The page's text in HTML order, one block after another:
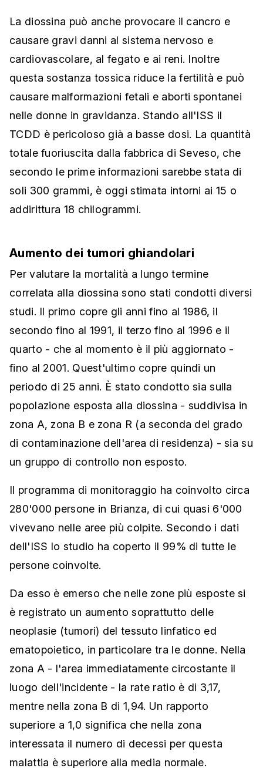
La diossina può anche provocare il cancro e
causare gravi danni al sistema nervoso e
cardiovascolare, al fegato e ai reni. Inoltre
questa sostanza tossica riduce la fertilità e può
causare malformazioni fetali e aborti spontanei
nelle donne in gravidanza. Stando all'ISS il
TCDD è pericoloso già a basse dosi. La quantità
totale fuoriuscita dalla fabbrica di Seveso, che
secondo le prime informazioni sarebbe stata di
soli 300 grammi, è oggi stimata intorni ai 15 o
addirittura 18 chilogrammi.
Aumento dei tumori ghiandolari
Per valutare la mortalità a lungo termine
correlata alla diossina sono stati condotti diversi
studi. Il primo copre gli anni fino al 1986, il
secondo fino al 1991, il terzo fino al 1996 e il
quarto - che al momento è il più aggiornato -
fino al 2001. Quest'ultimo copre quindi un
periodo di 25 anni. È stato condotto sia sulla
popolazione esposta alla diossina - suddivisa in
zona A, zona B e zona R (a seconda del grado
di contaminazione dell'area di residenza) - sia su
un gruppo di controllo non esposto.
Il programma di monitoraggio ha coinvolto circa
280'000 persone in Brianza, di cui quasi 6'000
vivevano nelle aree più colpite. Secondo i dati
dell'ISS lo studio ha coperto il 99% di tutte le
persone coinvolte.
Da esso è emerso che nelle zone più esposte si
è registrato un aumento soprattutto delle
neoplasie (tumori) del tessuto linfatico ed
ematopoietico, in particolare tra le donne. Nella
zona A - l'area immediatamente circostante il
luogo dell'incidente - la rate ratio è di 3,17,
mentre nella zona B di 1,94. Un rapporto
superiore a 1,0 significa che nella zona
interessata il numero di decessi per questa
malattia è superiore alla media normale.